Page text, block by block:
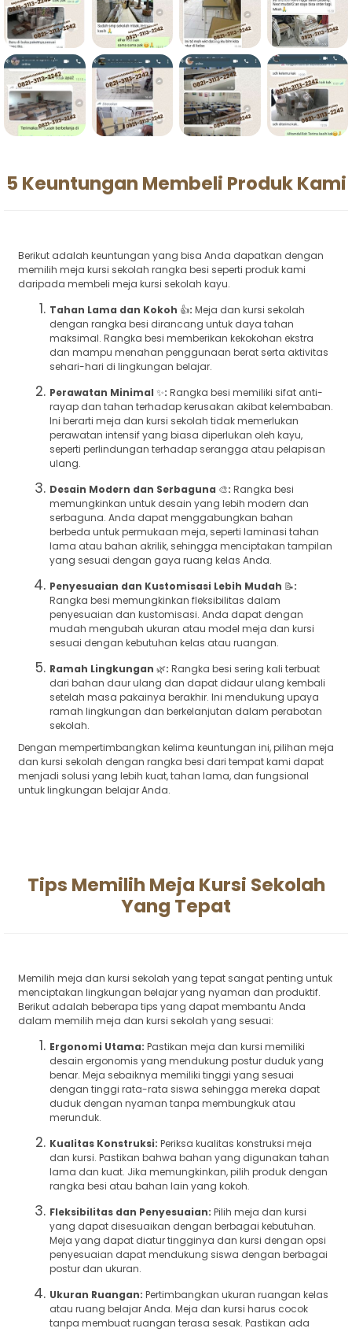
5 Keuntungan Membeli Produk Kami
Berikut adalah keuntungan yang bisa Anda dapatkan dengan
memilih meja kursi sekolah rangka besi seperti produk kami
daripada membeli meja kursi sekolah kayu.
Tahan Lama dan Kokoh 👍: Meja dan kursi sekolah
dengan rangka besi dirancang untuk daya tahan
maksimal. Rangka besi memberikan kekokohan ekstra
dan mampu menahan penggunaan berat serta aktivitas
sehari-hari di lingkungan belajar.
Perawatan Minimal ✨: Rangka besi memiliki sifat anti-
rayap dan tahan terhadap kerusakan akibat kelembaban.
Ini berarti meja dan kursi sekolah tidak memerlukan
perawatan intensif yang biasa diperlukan oleh kayu,
seperti perlindungan terhadap serangga atau pelapisan
ulang.
Desain Modern dan Serbaguna 🎨: Rangka besi
memungkinkan untuk desain yang lebih modern dan
serbaguna. Anda dapat menggabungkan bahan
berbeda untuk permukaan meja, seperti laminasi tahan
lama atau bahan akrilik, sehingga menciptakan tampilan
yang sesuai dengan gaya ruang kelas Anda.
Penyesuaian dan Kustomisasi Lebih Mudah 📝:
Rangka besi memungkinkan fleksibilitas dalam
penyesuaian dan kustomisasi. Anda dapat dengan
mudah mengubah ukuran atau model meja dan kursi
sesuai dengan kebutuhan kelas atau ruangan.
Ramah Lingkungan 🌿: Rangka besi sering kali terbuat
dari bahan daur ulang dan dapat didaur ulang kembali
setelah masa pakainya berakhir. Ini mendukung upaya
ramah lingkungan dan berkelanjutan dalam perabotan
sekolah.
Dengan mempertimbangkan kelima keuntungan ini, pilihan meja
dan kursi sekolah dengan rangka besi dari tempat kami dapat
menjadi solusi yang lebih kuat, tahan lama, dan fungsional
untuk lingkungan belajar Anda.
Tips Memilih Meja Kursi Sekolah
Yang Tepat
Memilih meja dan kursi sekolah yang tepat sangat penting untuk
menciptakan lingkungan belajar yang nyaman dan produktif.
Berikut adalah beberapa tips yang dapat membantu Anda
dalam memilih meja dan kursi sekolah yang sesuai:
Ergonomi Utama: Pastikan meja dan kursi memiliki
desain ergonomis yang mendukung postur duduk yang
benar. Meja sebaiknya memiliki tinggi yang sesuai
dengan tinggi rata-rata siswa sehingga mereka dapat
duduk dengan nyaman tanpa membungkuk atau
merunduk.
Kualitas Konstruksi: Periksa kualitas konstruksi meja
dan kursi. Pastikan bahwa bahan yang digunakan tahan
lama dan kuat. Jika memungkinkan, pilih produk dengan
rangka besi atau bahan lain yang kokoh.
Fleksibilitas dan Penyesuaian: Pilih meja dan kursi
yang dapat disesuaikan dengan berbagai kebutuhan.
Meja yang dapat diatur tingginya dan kursi dengan opsi
penyesuaian dapat mendukung siswa dengan berbagai
postur dan ukuran.
Ukuran Ruangan: Pertimbangkan ukuran ruangan kelas
atau ruang belajar Anda. Meja dan kursi harus cocok
tanpa membuat ruangan terasa sesak. Pastikan ada